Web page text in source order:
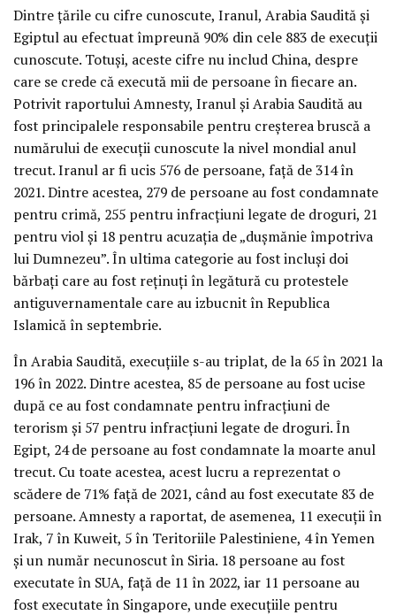
Dintre țările cu cifre cunoscute, Iranul, Arabia Saudită și
Egiptul au efectuat împreună 90% din cele 883 de execuții
cunoscute. Totuși, aceste cifre nu includ China, despre
care se crede că execută mii de persoane în fiecare an.
Potrivit raportului Amnesty, Iranul și Arabia Saudită au
fost principalele responsabile pentru creșterea bruscă a
numărului de execuții cunoscute la nivel mondial anul
trecut. Iranul ar fi ucis 576 de persoane, față de 314 în
2021. Dintre acestea, 279 de persoane au fost condamnate
pentru crimă, 255 pentru infracțiuni legate de droguri, 21
pentru viol și 18 pentru acuzația de „dușmănie împotriva
lui Dumnezeu”. În ultima categorie au fost incluși doi
bărbați care au fost reținuți în legătură cu protestele
antiguvernamentale care au izbucnit în Republica
Islamică în septembrie.
În Arabia Saudită, execuțiile s-au triplat, de la 65 în 2021 la
196 în 2022. Dintre acestea, 85 de persoane au fost ucise
după ce au fost condamnate pentru infracțiuni de
terorism și 57 pentru infracțiuni legate de droguri. În
Egipt, 24 de persoane au fost condamnate la moarte anul
trecut. Cu toate acestea, acest lucru a reprezentat o
scădere de 71% față de 2021, când au fost executate 83 de
persoane. Amnesty a raportat, de asemenea, 11 execuții în
Irak, 7 în Kuweit, 5 în Teritoriile Palestiniene, 4 în Yemen
și un număr necunoscut în Siria. 18 persoane au fost
executate în SUA, față de 11 în 2022, iar 11 persoane au
fost executate în Singapore, unde execuțiile pentru